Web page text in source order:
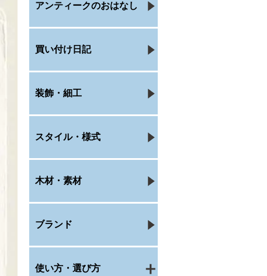
アンティークのおはなし
買い付け日記
装飾・細工
スタイル・様式
木材・素材
ブランド
使い方・選び方